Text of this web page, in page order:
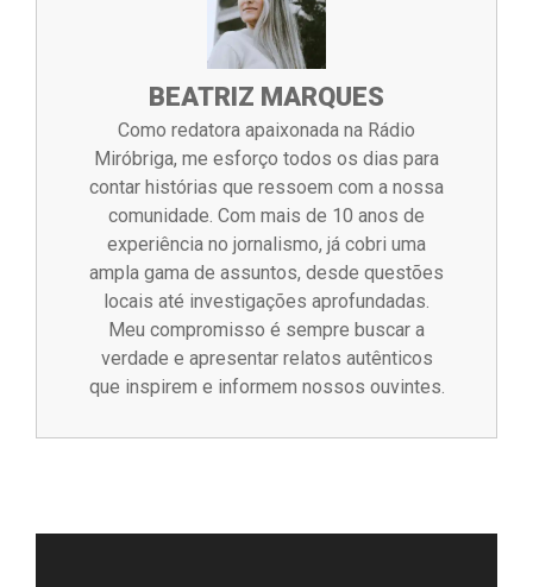
BEATRIZ MARQUES
Como redatora apaixonada na Rádio
Miróbriga, me esforço todos os dias para
contar histórias que ressoem com a nossa
comunidade. Com mais de 10 anos de
experiência no jornalismo, já cobri uma
ampla gama de assuntos, desde questões
locais até investigações aprofundadas.
Meu compromisso é sempre buscar a
verdade e apresentar relatos autênticos
que inspirem e informem nossos ouvintes.